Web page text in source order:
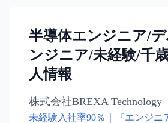
半導体エンジニア/
ンジニア/未経験/千
人情報
株式会社BREXA Technology
未経験入社率90％｜『エンジニ